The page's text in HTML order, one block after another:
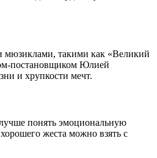
мюзиклами, такими как «Великий
постановщиком Юлией
и хрупкости мечт.
понять эмоциональную
жеста можно взять с